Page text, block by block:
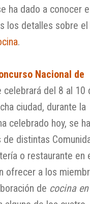
ha dado a conocer
los detalles sobre el
.
Nacional de
celebrará del 8 al 10
ciudad, durante la
celebrado hoy, se
distintas
o restaurante en
ofrecer a los
de cocina en